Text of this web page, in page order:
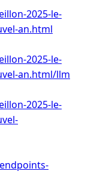
2025-le-
an.html
2025-le-
an.html/llm
2025-le-